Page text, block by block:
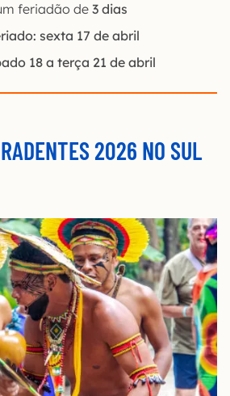
feriadão de 3 dias
sexta 17 de abril
18 a terça 21 de abril
2026 NO SUL